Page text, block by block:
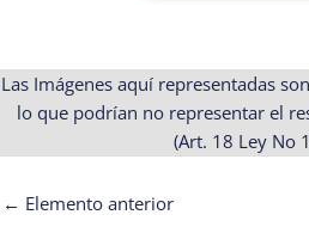
Las Imágenes aquí representadas
lo que podrían no representar el
(Art. 18 Ley No
← Elemento anterior